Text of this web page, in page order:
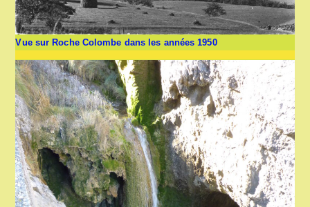
Vue sur Roche Colombe dans les années 1950